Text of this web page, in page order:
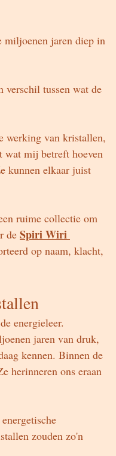
miljoenen jaren diep in
verschil tussen wat de
werking van kristallen,
wat mij betreft hoeven
kunnen elkaar juist
ruime collectie om
de Spiri Wiri
op naam, klacht,
energieleer.
jaren van druk,
kennen. Binnen de
herinneren ons eraan
zouden zo'n